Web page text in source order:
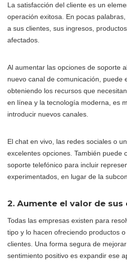
La satisfacción del cliente es un
operación exitosa. En pocas
a sus clientes, sus ingresos,
afectados.
Al aumentar las opciones de soporte
nuevo canal de comunicación, puede
obteniendo los recursos que
en línea y la tecnología moderna, es
introducir nuevos canales.
El chat en vivo, las redes sociales o
excelentes opciones. También puede
soporte telefónico para incluir
experimentados, en lugar de la
2. Aumente el valor de sus
Todas las empresas existen para
tipo y lo hacen ofreciendo productos
clientes. Una forma segura de
sentimiento positivo es expandir ese